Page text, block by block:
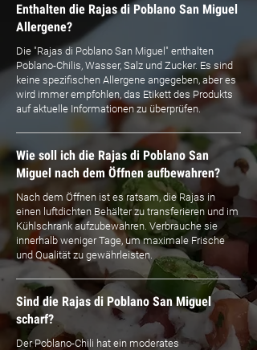
Enthalten die Rajas di Poblano San Miguel
Allergene?
Die "Rajas di Poblano San Miguel" enthalten
Poblano-Chilis, Wasser, Salz und Zucker. Es sind
keine spezifischen Allergene angegeben, aber es
wird immer empfohlen, das Etikett des Produkts
auf aktuelle Informationen zu überprüfen.
Wie soll ich die Rajas di Poblano San
Miguel nach dem Öffnen aufbewahren?
Nach dem Öffnen ist es ratsam, die Rajas in
einen luftdichten Behälter zu transferieren und im
Kühlschrank aufzubewahren. Verbrauche sie
innerhalb weniger Tage, um maximale Frische
und Qualität zu gewährleisten.
Sind die Rajas di Poblano San Miguel
scharf?
Der Poblano-Chili hat ein moderates